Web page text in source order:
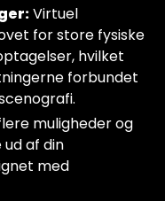
Virtuel
for store fysiske
hvilket
forbundet
muligheder og
af din
med